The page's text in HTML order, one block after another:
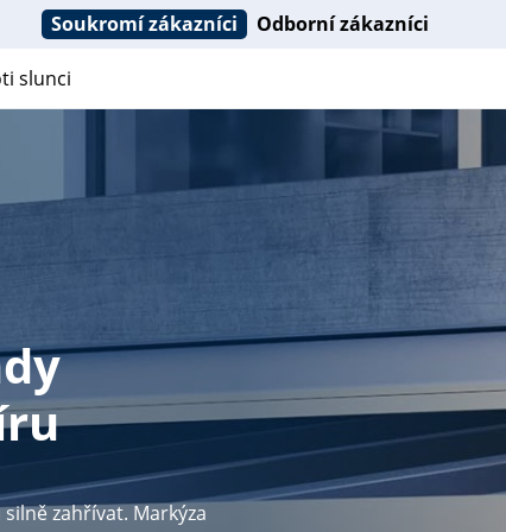
Soukromí zákazníci Odborní zákazníci
slunci
zahřívat. Markýza